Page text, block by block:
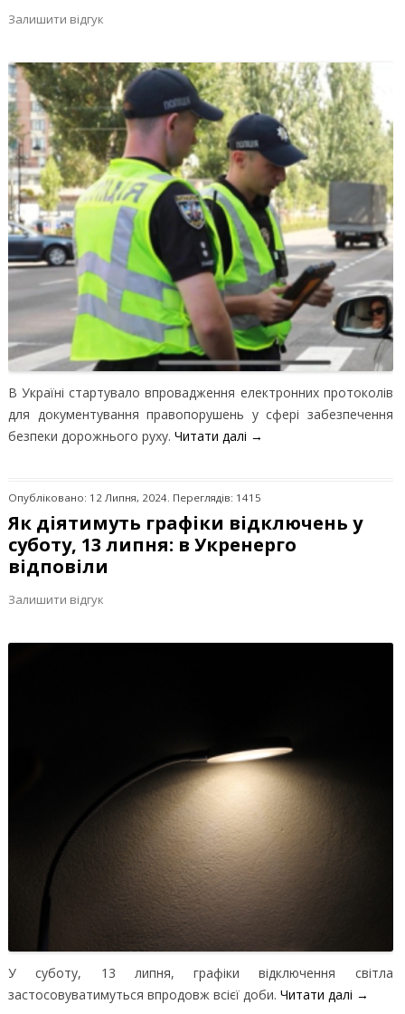
Залишити відгук
В Україні стартувало впровадження електронних протоколів
для документування правопорушень у сфері забезпечення
безпеки дорожнього руху. Читати далі →
Опубліковано: 12 Липня, 2024. Переглядів: 1415
Як діятимуть графіки відключень у
суботу, 13 липня: в Укренерго
відповіли
Залишити відгук
У суботу, 13 липня, графіки відключення світла
застосовуватимуться впродовж всієї доби. Читати далі →